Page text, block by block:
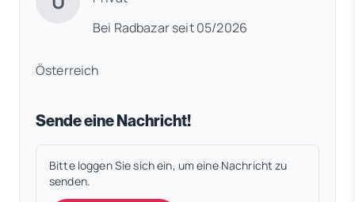
Bei Radbazar seit 05/2026
Österreich
Sende eine Nachricht!
Bitte loggen Sie sich ein, um eine Nachricht zu
senden.